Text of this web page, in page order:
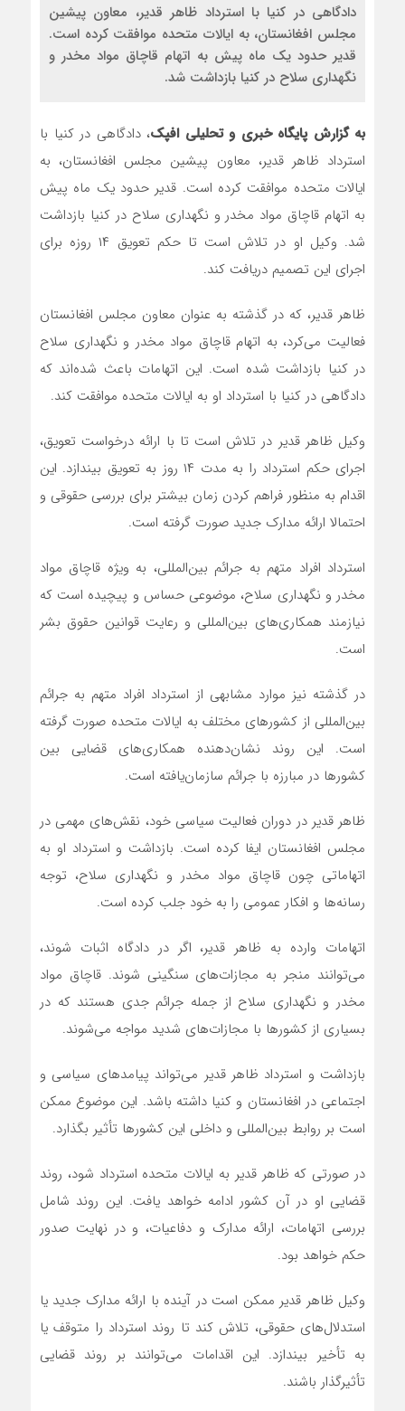
دادگاهی در کنیا با استرداد ظاهر قدیر، معاون پیشین
مجلس افغانستان، به ایالات متحده موافقت کرده است.
قدیر حدود یک ماه پیش به اتهام قاچاق مواد مخدر و
نگهداری سلاح در کنیا بازداشت شد.
به گزارش پایگاه خبری و تحلیلی افپک، دادگاهی در کنیا با
استرداد ظاهر قدیر، معاون پیشین مجلس افغانستان، به
ایالات متحده موافقت کرده است. قدیر حدود یک ماه پیش
به اتهام قاچاق مواد مخدر و نگهداری سلاح در کنیا بازداشت
شد. وکیل او در تلاش است تا حکم تعویق ۱۴ روزه برای
اجرای این تصمیم دریافت کند.
ظاهر قدیر، که در گذشته به عنوان معاون مجلس افغانستان
فعالیت می‌کرد، به اتهام قاچاق مواد مخدر و نگهداری سلاح
در کنیا بازداشت شده است. این اتهامات باعث شده‌اند که
دادگاهی در کنیا با استرداد او به ایالات متحده موافقت کند.
وکیل ظاهر قدیر در تلاش است تا با ارائه درخواست تعویق،
اجرای حکم استرداد را به مدت ۱۴ روز به تعویق بیندازد. این
اقدام به منظور فراهم کردن زمان بیشتر برای بررسی حقوقی و
احتمالا ارائه مدارک جدید صورت گرفته است.
استرداد افراد متهم به جرائم بین‌المللی، به ویژه قاچاق مواد
مخدر و نگهداری سلاح، موضوعی حساس و پیچیده است که
نیازمند همکاری‌های بین‌المللی و رعایت قوانین حقوق بشر
است.
در گذشته نیز موارد مشابهی از استرداد افراد متهم به جرائم
بین‌المللی از کشورهای مختلف به ایالات متحده صورت گرفته
است. این روند نشان‌دهنده همکاری‌های قضایی بین
کشورها در مبارزه با جرائم سازمان‌یافته است.
ظاهر قدیر در دوران فعالیت سیاسی خود، نقش‌های مهمی در
مجلس افغانستان ایفا کرده است. بازداشت و استرداد او به
اتهاماتی چون قاچاق مواد مخدر و نگهداری سلاح، توجه
رسانه‌ها و افکار عمومی را به خود جلب کرده است.
اتهامات وارده به ظاهر قدیر، اگر در دادگاه اثبات شوند،
می‌توانند منجر به مجازات‌های سنگینی شوند. قاچاق مواد
مخدر و نگهداری سلاح از جمله جرائم جدی هستند که در
بسیاری از کشورها با مجازات‌های شدید مواجه می‌شوند.
بازداشت و استرداد ظاهر قدیر می‌تواند پیامدهای سیاسی و
اجتماعی در افغانستان و کنیا داشته باشد. این موضوع ممکن
است بر روابط بین‌المللی و داخلی این کشورها تأثیر بگذارد.
در صورتی که ظاهر قدیر به ایالات متحده استرداد شود، روند
قضایی او در آن کشور ادامه خواهد یافت. این روند شامل
بررسی اتهامات، ارائه مدارک و دفاعیات، و در نهایت صدور
حکم خواهد بود.
وکیل ظاهر قدیر ممکن است در آینده با ارائه مدارک جدید یا
استدلال‌های حقوقی، تلاش کند تا روند استرداد را متوقف یا
به تأخیر بیندازد. این اقدامات می‌توانند بر روند قضایی
تأثیرگذار باشند.